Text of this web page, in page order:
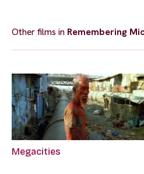
Other films in Remembering
Megacities